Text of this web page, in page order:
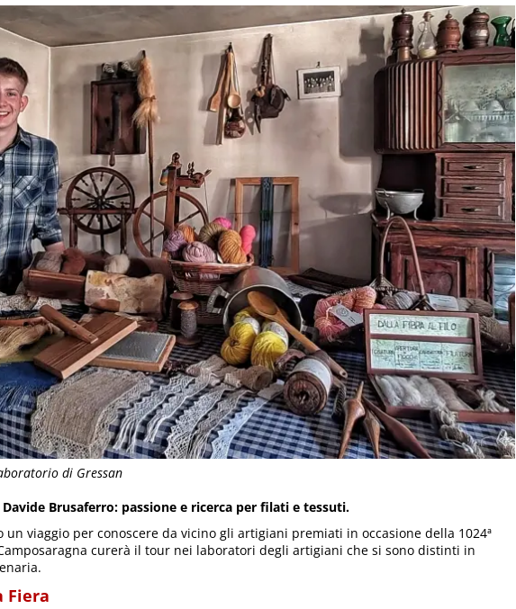
di Gressan
Brusaferro: passione e ricerca per filati e tessuti.
un viaggio per conoscere da vicino gli artigiani premiati in occasione della 1024ª
curerà il tour nei laboratori degli artigiani che si sono distinti in
Fiera